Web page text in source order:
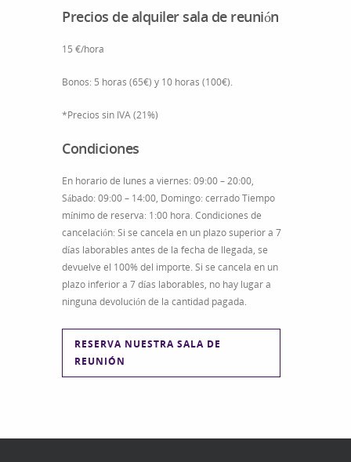
Precios de alquiler sala de reunión
15 €/hora
Bonos: 5 horas (65€) y 10 horas (100€).
*Precios sin IVA (21%)
Condiciones
En horario de lunes a viernes: 09:00 – 20:00,
Sábado: 09:00 – 14:00, Domingo: cerrado Tiempo
mínimo de reserva: 1:00 hora. Condiciones de
cancelación: Si se cancela en un plazo superior a 7
días laborables antes de la fecha de llegada, se
devuelve el 100% del importe. Si se cancela en un
plazo inferior a 7 días laborables, no hay lugar a
ninguna devolución de la cantidad pagada.
RESERVA NUESTRA SALA DE
REUNIÓN